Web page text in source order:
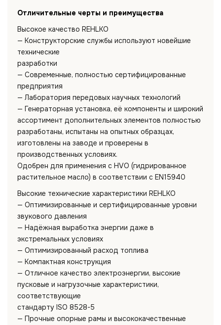
Отличительные черты и преимущества
Высокое качество REHLKO
— Конструкторские службы используют новейшие
технические
разработки
— Современные, полностью сертифицированные
предприятия
— Лаборатория передовых научных технологий
— Генераторная установка, её компоненты и широкий
ассортимент дополнительных элементов полностью
разработаны, испытаны на опытных образцах,
изготовлены на заводе и проверены в
производственных условиях.
Одобрен для применения с HVO (гидрированное
растительное масло) в соответствии с EN15940
Высокие технические характеристики REHLKO
— Оптимизированные и сертифицированные уровни
звукового давления
— Надёжная выработка энергии даже в
экстремальных условиях
— Оптимизированный расход топлива
— Компактная конструкция
— Отличное качество электроэнергии, высокие
пусковые и нагрузочные характеристики,
соответствующие
стандарту ISO 8528-5
— Прочные опорные рамы и высококачественные